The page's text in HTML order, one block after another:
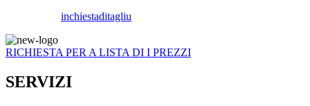
inchiestaditagliu
RICHIESTA PER A LISTA DI I PREZZI
SERVIZI